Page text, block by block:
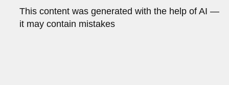
This content was generated with the help of AI —
it may contain mistakes